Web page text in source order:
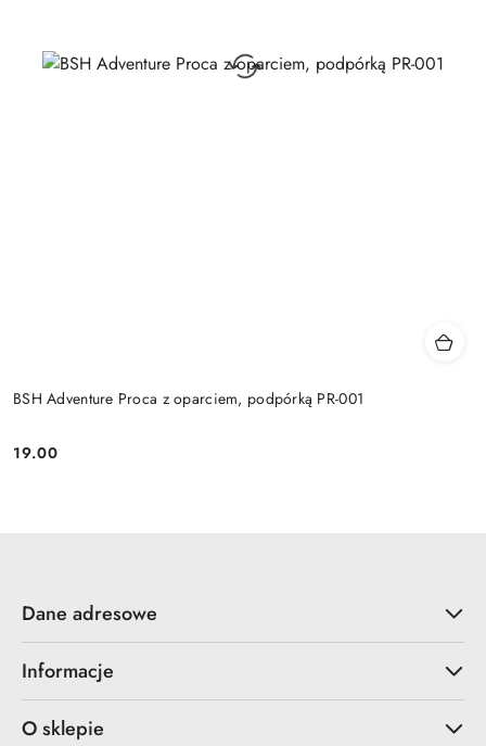
BSH Adventure Proca z oparciem, podpórką PR-001
Cena:
19.00
Dane adresowe
Informacje
O sklepie